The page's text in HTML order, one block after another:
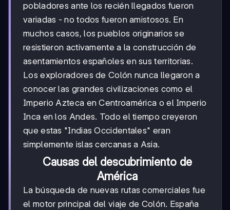
pobladores ante los recién llegados fueron
variadas - no todos fueron amistosos. En
muchos casos, los pueblos originarios se
resistieron activamente a la construcción de
asentamientos españoles en sus territorias.
Los exploradores de Colón nunca llegaron a
conocer las grandes civilizaciones como el
Imperio Azteca en Centroamérica o el Imperio
Inca en los Andes. Todo el tiempo creyeron
que estas "Indias Occidentales" eran
simplemente islas cercanas a Asia.
Causas del descubrimiento de
América
La búsqueda de nuevas rutas comerciales fue
el motor principal del viaje de Colón. España